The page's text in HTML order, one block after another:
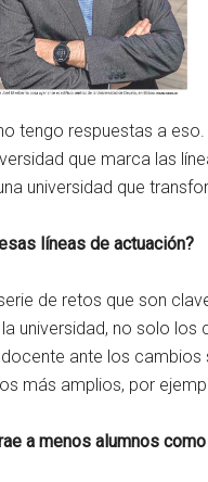
tengo respuestas a
que marca las
universidad que
líneas de actuación?
de retos que son
universidad, no solo
ante los
más amplios, por
a menos alumnos